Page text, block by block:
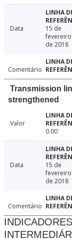
Data
15 de
fevereiro
de 2018
Comentário
Transmission
strengthened
Valor
0.00
Data
15 de
fevereiro
de 2018
Comentário